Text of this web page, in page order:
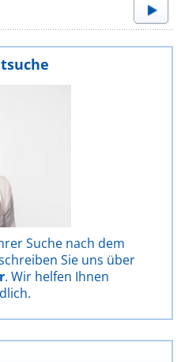
Suche nach dem
Sie uns über
. Wir helfen Ihnen